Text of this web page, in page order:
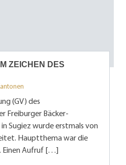
ZEICHEN DES
(GV) des
Freiburger Bäcker-
Sugiez wurde erstmals von
Hauptthema war die
Einen Aufruf […]